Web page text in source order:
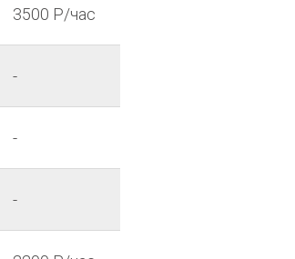
3500 P/час
-
-
-